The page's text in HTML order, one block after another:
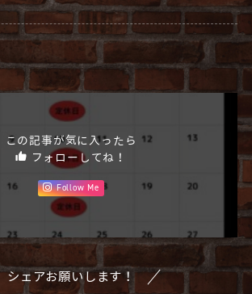
この記事が気に入ったら
フォローしてね！
Follow Me
シェアお願いします！